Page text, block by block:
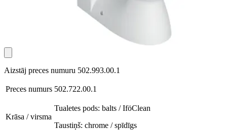
Aizstāj preces numuru 502.993.00.1
Preces numurs 502.722.00.1
Krāsa / virsma
Tualetes pods: balts / IföClean
Taustiņš: chrome / spīdīgs